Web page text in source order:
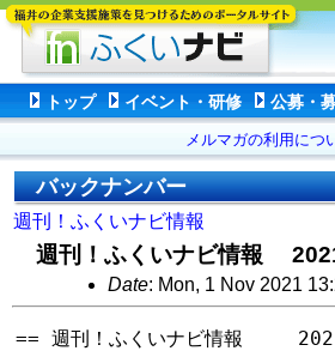
トップ イベント・研修 公募・
メルマガの利用につ
バックナンバー
週刊！ふくいナビ情報
週刊！ふくいナビ情報
Date: Mon, 1 Nov 2021
== 週刊！ふくいナビ情報　